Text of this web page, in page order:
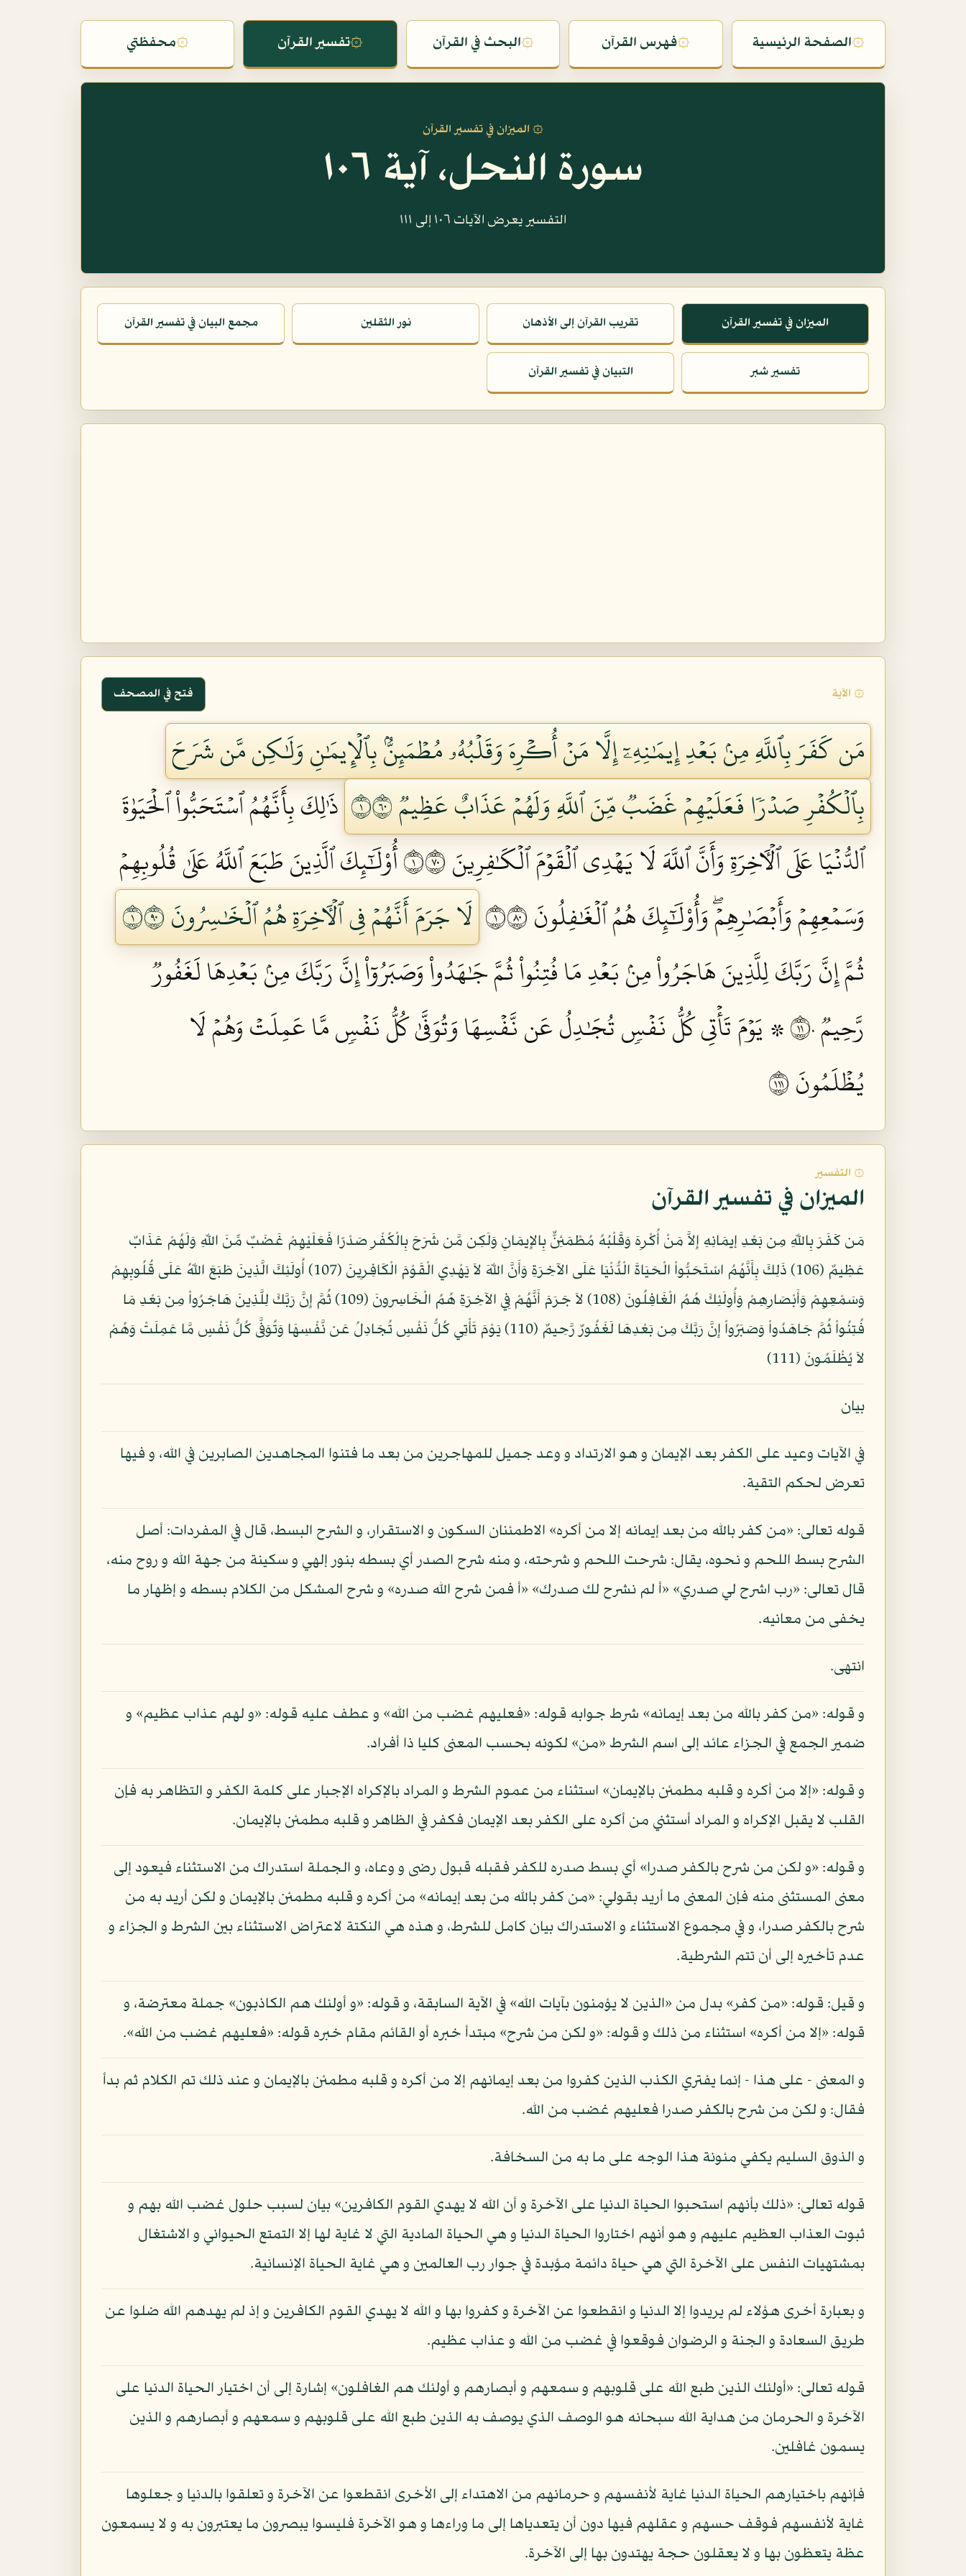
۞الصفحة الرئيسية ۞فهرس القرآن ۞البحث في القرآن ۞تفسير القرآن ۞محفظتي
۞ الميزان في تفسير القرآن
سورة النحل، آية ١٠٦
التفسير يعرض الآيات ١٠٦ إلى ١١١
الميزان في تفسير القرآن تقريب القرآن إلى الأذهان نور الثقلين مجمع البيان في تفسير القرآن
تفسير شبر التبيان في تفسير القرآن
۞ الآية فتح في المصحف
مَن كَفَرَ بِٱللَّهِ مِنۢ بَعۡدِ إِيمَٰنِهِۦٓ إِلَّا مَنۡ أُكۡرِهَ وَقَلۡبُهُۥ مُطۡمَئِنُّۢ بِٱلۡإِيمَٰنِ وَلَٰكِن مَّن شَرَحَ
بِٱلۡكُفۡرِ صَدۡرٗا فَعَلَيۡهِمۡ غَضَبٞ مِّنَ ٱللَّهِ وَلَهُمۡ عَذَابٌ عَظِيمٞ ١٠٦
ذَٰلِكَ بِأَنَّهُمُ ٱسۡتَحَبُّواْ ٱلۡحَيَوٰةَ
ٱلدُّنۡيَا عَلَى ٱلۡأٓخِرَةِ وَأَنَّ ٱللَّهَ لَا يَهۡدِي ٱلۡقَوۡمَ ٱلۡكَٰفِرِينَ ١٠٧
أُوْلَٰٓئِكَ ٱلَّذِينَ طَبَعَ ٱللَّهُ عَلَىٰ قُلُوبِهِمۡ
وَسَمۡعِهِمۡ وَأَبۡصَٰرِهِمۡۖ وَأُوْلَٰٓئِكَ هُمُ ٱلۡغَٰفِلُونَ ١٠٨
لَا جَرَمَ أَنَّهُمۡ فِي ٱلۡأٓخِرَةِ هُمُ ٱلۡخَٰسِرُونَ ١٠٩
ثُمَّ إِنَّ رَبَّكَ لِلَّذِينَ هَاجَرُواْ مِنۢ بَعۡدِ مَا فُتِنُواْ ثُمَّ جَٰهَدُواْ وَصَبَرُوٓاْ إِنَّ رَبَّكَ مِنۢ بَعۡدِهَا لَغَفُورٞ
رَّحِيمٞ ١١٠
۞ يَوۡمَ تَأۡتِي كُلُّ نَفۡسٖ تُجَٰدِلُ عَن نَّفۡسِهَا وَتُوَفَّىٰ كُلُّ نَفۡسٖ مَّا عَمِلَتۡ وَهُمۡ لَا
يُظۡلَمُونَ ١١١
۞ التفسير
الميزان في تفسير القرآن
مَن كَفَرَ بِاللّهِ مِن بَعْدِ إيمَانِهِ إِلاَّ مَنْ أُكْرِهَ وَقَلْبُهُ مُطْمَئِنٌّ بِالإِيمَانِ وَلَكِن مَّن شَرَحَ بِالْكُفْرِ صَدْرًا فَعَلَيْهِمْ غَضَبٌ مِّنَ اللّهِ وَلَهُمْ عَذَابٌ
عَظِيمٌ (106) ذَلِكَ بِأَنَّهُمُ اسْتَحَبُّواْ الْحَيَاةَ الْدُّنْيَا عَلَى الآخِرَةِ وَأَنَّ اللّهَ لاَ يَهْدِي الْقَوْمَ الْكَافِرِينَ (107) أُولَئِكَ الَّذِينَ طَبَعَ اللّهُ عَلَى قُلُوبِهِمْ
وَسَمْعِهِمْ وَأَبْصَارِهِمْ وَأُولَئِكَ هُمُ الْغَافِلُونَ (108) لاَ جَرَمَ أَنَّهُمْ فِي الآخِرَةِ هُمُ الْخَاسِرونَ (109) ثُمَّ إِنَّ رَبَّكَ لِلَّذِينَ هَاجَرُواْ مِن بَعْدِ مَا
فُتِنُواْ ثُمَّ جَاهَدُواْ وَصَبَرُواْ إِنَّ رَبَّكَ مِن بَعْدِهَا لَغَفُورٌ رَّحِيمٌ (110) يَوْمَ تَأْتِي كُلُّ نَفْسٍ تُجَادِلُ عَن نَّفْسِهَا وَتُوَفَّى كُلُّ نَفْسٍ مَّا عَمِلَتْ وَهُمْ
لاَ يُظْلَمُونَ (111)
بيان
في الآيات وعيد على الكفر بعد الإيمان و هو الارتداد و وعد جميل للمهاجرين من بعد ما فتنوا المجاهدين الصابرين في الله، و فيها
تعرض لحكم التقية.
قوله تعالى: «من كفر بالله من بعد إيمانه إلا من أكره» الاطمئنان السكون و الاستقرار، و الشرح البسط، قال في المفردات: أصل
الشرح بسط اللحم و نحوه، يقال: شرحت اللحم و شرحته، و منه شرح الصدر أي بسطه بنور إلهي و سكينة من جهة الله و روح منه،
قال تعالى: «رب اشرح لي صدري» «أ لم نشرح لك صدرك» «أ فمن شرح الله صدره» و شرح المشكل من الكلام بسطه و إظهار ما
يخفى من معانيه.
انتهى.
و قوله: «من كفر بالله من بعد إيمانه» شرط جوابه قوله: «فعليهم غضب من الله» و عطف عليه قوله: «و لهم عذاب عظيم» و
ضمير الجمع في الجزاء عائد إلى اسم الشرط «من» لكونه بحسب المعنى كليا ذا أفراد.
و قوله: «إلا من أكره و قلبه مطمئن بالإيمان» استثناء من عموم الشرط و المراد بالإكراه الإجبار على كلمة الكفر و التظاهر به فإن
القلب لا يقبل الإكراه و المراد أستثني من أكره على الكفر بعد الإيمان فكفر في الظاهر و قلبه مطمئن بالإيمان.
و قوله: «و لكن من شرح بالكفر صدرا» أي بسط صدره للكفر فقبله قبول رضى و وعاه، و الجملة استدراك من الاستثناء فيعود إلى
معنى المستثنى منه فإن المعنى ما أريد بقولي: «من كفر بالله من بعد إيمانه» من أكره و قلبه مطمئن بالإيمان و لكن أريد به من
شرح بالكفر صدرا، و في مجموع الاستثناء و الاستدراك بيان كامل للشرط، و هذه هي النكتة لاعتراض الاستثناء بين الشرط و الجزاء و
عدم تأخيره إلى أن تتم الشرطية.
و قيل: قوله: «من كفر» بدل من «الذين لا يؤمنون بآيات الله» في الآية السابقة، و قوله: «و أولئك هم الكاذبون» جملة معترضة، و
قوله: «إلا من أكره» استثناء من ذلك و قوله: «و لكن من شرح» مبتدأ خبره أو القائم مقام خبره قوله: «فعليهم غضب من الله».
و المعنى - على هذا - إنما يفتري الكذب الذين كفروا من بعد إيمانهم إلا من أكره و قلبه مطمئن بالإيمان و عند ذلك تم الكلام ثم بدأ
فقال: و لكن من شرح بالكفر صدرا فعليهم غضب من الله.
و الذوق السليم يكفي مئونة هذا الوجه على ما به من السخافة.
قوله تعالى: «ذلك بأنهم استحبوا الحياة الدنيا على الآخرة و أن الله لا يهدي القوم الكافرين» بيان لسبب حلول غضب الله بهم و
ثبوت العذاب العظيم عليهم و هو أنهم اختاروا الحياة الدنيا و هي الحياة المادية التي لا غاية لها إلا التمتع الحيواني و الاشتغال
بمشتهيات النفس على الآخرة التي هي حياة دائمة مؤبدة في جوار رب العالمين و هي غاية الحياة الإنسانية.
و بعبارة أخرى هؤلاء لم يريدوا إلا الدنيا و انقطعوا عن الآخرة و كفروا بها و الله لا يهدي القوم الكافرين و إذ لم يهدهم الله ضلوا عن
طريق السعادة و الجنة و الرضوان فوقعوا في غضب من الله و عذاب عظيم.
قوله تعالى: «أولئك الذين طبع الله على قلوبهم و سمعهم و أبصارهم و أولئك هم الغافلون» إشارة إلى أن اختيار الحياة الدنيا على
الآخرة و الحرمان من هداية الله سبحانه هو الوصف الذي يوصف به الذين طبع الله على قلوبهم و سمعهم و أبصارهم و الذين
يسمون غافلين.
فإنهم باختيارهم الحياة الدنيا غاية لأنفسهم و حرمانهم من الاهتداء إلى الأخرى انقطعوا عن الآخرة و تعلقوا بالدنيا و جعلوها
غاية لأنفسهم فوقف حسهم و عقلهم فيها دون أن يتعدياها إلى ما وراءها و هو الآخرة فليسوا يبصرون ما يعتبرون به و لا يسمعون
عظة يتعظون بها و لا يعقلون حجة يهتدون بها إلى الآخرة.